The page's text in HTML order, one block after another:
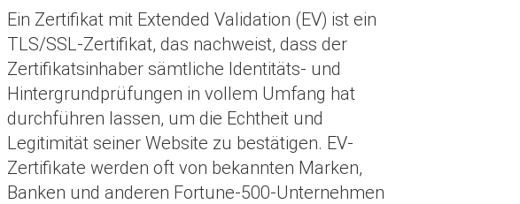
Ein Zertifikat mit Extended Validation (EV) ist ein
TLS/SSL-Zertifikat, das nachweist, dass der
Zertifikatsinhaber sämtliche Identitäts- und
Hintergrundprüfungen in vollem Umfang hat
durchführen lassen, um die Echtheit und
Legitimität seiner Website zu bestätigen. EV-
Zertifikate werden oft von bekannten Marken,
Banken und anderen Fortune-500-Unternehmen